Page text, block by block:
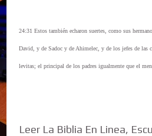
24:31 Estos también echaron suertes, como sus
David, y de Sadoc y de Ahimelec, y de los jefes de las
levitas; el principal de los padres igualmente que el
Leer La Biblia En Linea,